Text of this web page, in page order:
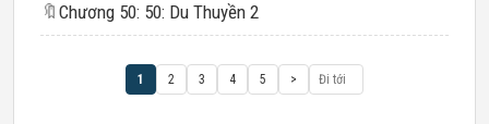
🔖 Chương 50: 50: Du Thuyền 2
1 2 3 4 5 >